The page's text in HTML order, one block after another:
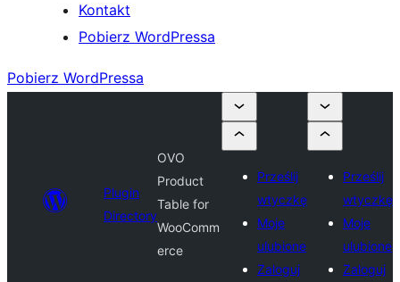
Kontakt
Pobierz WordPressa
Pobierz WordPressa
Plugin
Directory
OVO
Product
Table for
WooComm
erce
Prześlij
wtyczkę
Moje
ulubione
Zaloguj
Prześlij
wtyczkę
Moje
ulubione
Zaloguj